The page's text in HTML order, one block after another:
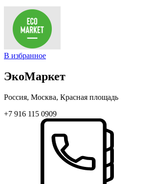
В избранное
ЭкоМаркет
Россия, Москва, Красная площадь
+7 916 115 0909